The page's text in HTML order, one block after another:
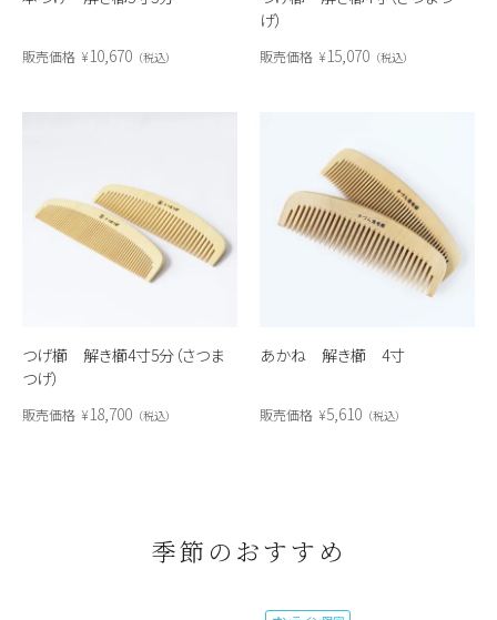
販売価格 ¥10,670 税込
げ）
販売価格 ¥15,070 税込
つげ櫛 解き櫛4寸5分（さつま
つげ）
販売価格 ¥18,700 税込
あかね 解き櫛 4寸
販売価格 ¥5,610 税込
季節のおすすめ